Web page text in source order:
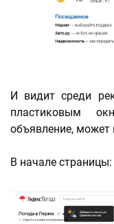
И видит среди
пластиковым
объявление, может
В начале страницы: